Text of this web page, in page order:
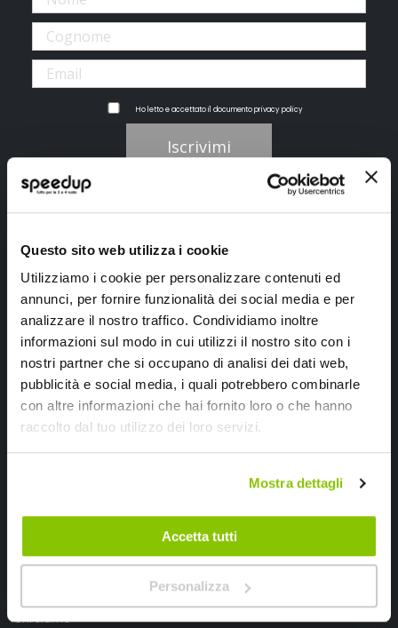
Questo sito web utilizza i cookie
Utilizziamo i cookie per personalizzare contenuti ed
annunci, per fornire funzionalità dei social media e per
analizzare il nostro traffico. Condividiamo inoltre
informazioni sul modo in cui utilizzi il nostro sito con i
nostri partner che si occupano di analisi dei dati web,
pubblicità e social media, i quali potrebbero combinarle
con altre informazioni che hai fornito loro o che hanno
raccolto dal tuo utilizzo dei loro servizi.
Mostra dettagli
Accetta tutti
Personalizza
Ho letto e accettato il documentoprivacy policy
Iscrivimi
Segui SPEEDUP.IT
SpeedUp.it
Speedup.it by Trio Group
Chi siamo